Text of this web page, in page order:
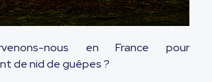
nous en France pour
de nid de guêpes ?